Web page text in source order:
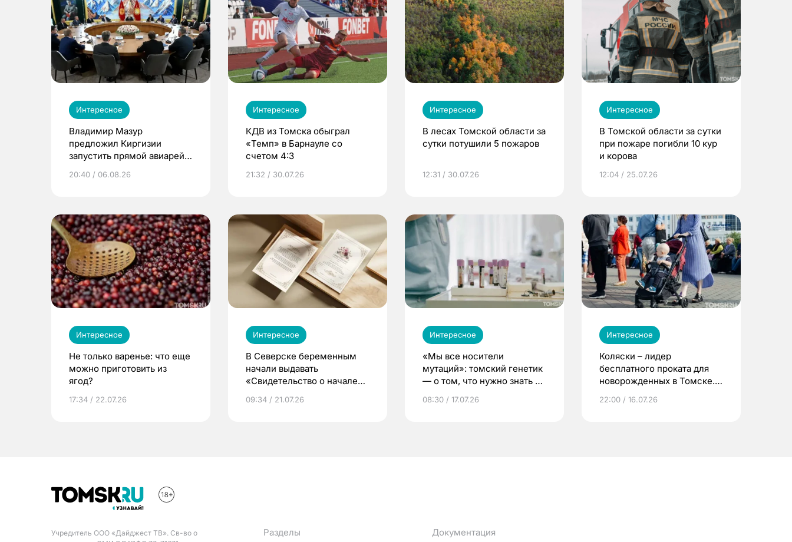
Интересное
Владимир Мазур
предложил Киргизии
запустить прямой авиарейс
20:40 / 06.08.26
Интересное
КДВ из Томска обыграл
«Темп» в Барнауле со
счетом 4:3
21:32 / 30.07.26
Интересное
В лесах Томской области за
сутки потушили 5 пожаров
12:31 / 30.07.26
Интересное
В Томской области за сутки
при пожаре погибли 10 кур
и корова
12:04 / 25.07.26
Интересное
Не только варенье: что еще
можно приготовить из
ягод?
17:34 / 22.07.26
Интересное
В Северске беременным
начали выдавать
«Свидетельство о начале
09:34 / 21.07.26
Интересное
«Мы все носители
мутаций»: томский генетик
— о том, что нужно знать до
08:30 / 17.07.26
Интересное
Коляски – лидер
бесплатного проката для
новорожденных в Томске.
22:00 / 16.07.26
Учредитель ООО «Дайджест ТВ». Св-во о
Разделы Документация